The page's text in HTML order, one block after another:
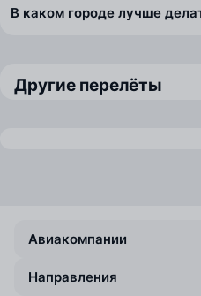
В каком городе лучше
Другие перелёты
Авиакомпании
Направления